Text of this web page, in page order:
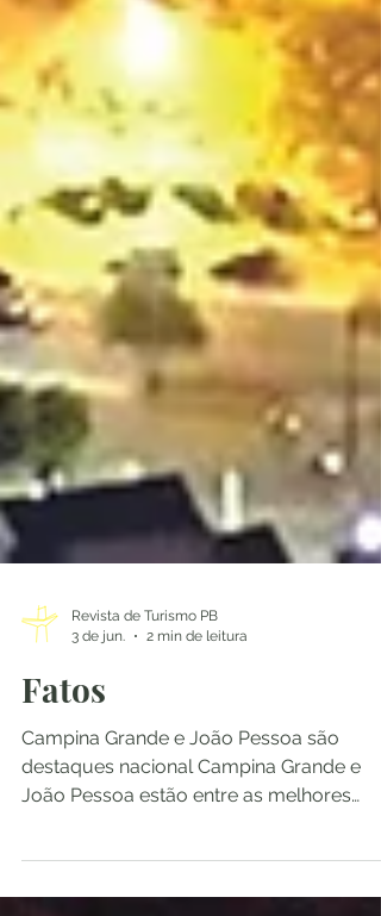
3 de jun.
2 min de leitura
Fatos
João Pessoa estão entre as melhores